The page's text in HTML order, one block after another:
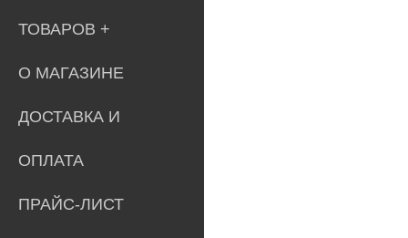
ТОВАРОВ
О МАГАЗИНЕ
ДОСТАВКА И
ОПЛАТА
ПРАЙС-ЛИСТ